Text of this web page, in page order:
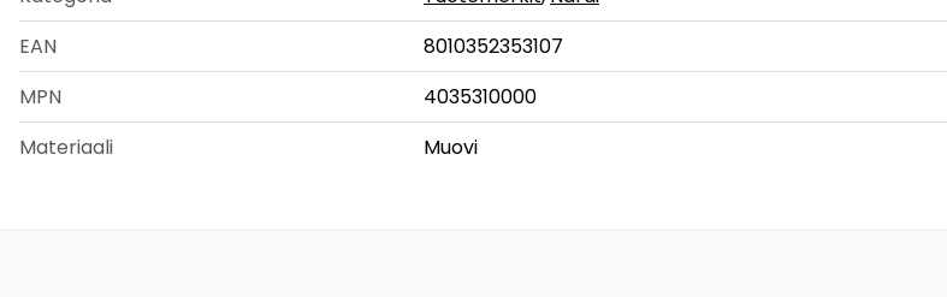
EAN
8010352353107
MPN
4035310000
Materiaali
Muovi